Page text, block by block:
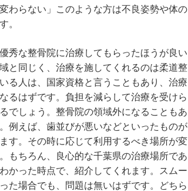
わらない」このような方は不良姿勢や体の
。
秀な整骨院に治療してもらったほうが良い
と同じく、治療を施してくれるのは柔道整
る人は、国家資格と言うこともあり、治療
るはずです。負担を減らして治療を受けら
でしょう。整骨院の領域外になることもあ
例えば、歯並びが悪いなどといったものが
す。その時に応じて利用するべき場所が変
もちろん、良心的な千葉県の治療場所であ
かった時点で、紹介してくれます。スムー
た場合でも、問題は無いはずです。どちら